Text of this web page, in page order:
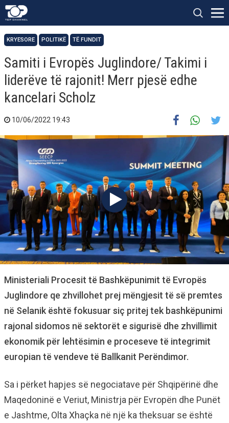
KRYESORE POLITIKË TË FUNDIT
Samiti i Evropës Juglindore/ Takimi i
liderëve të rajonit! Merr pjesë edhe
kancelari Scholz
10/06/2022 19:43
Ministeriali Procesit të Bashkëpunimit të Evropës
Juglindore qe zhvillohet prej mëngjesit të së premtes
në Selanik është fokusuar siç pritej tek bashkëpunimi
rajonal sidomos në sektorët e sigurisë dhe zhvillimit
ekonomik për lehtësimin e proceseve të integrimit
europian të vendeve të Ballkanit Perëndimor.
Sa i përket hapjes së negociatave për Shqipërinë dhe
Maqedoninë e Veriut, Ministrja për Evropën dhe Punët
e Jashtme, Olta Xhaçka në një ka theksuar se është